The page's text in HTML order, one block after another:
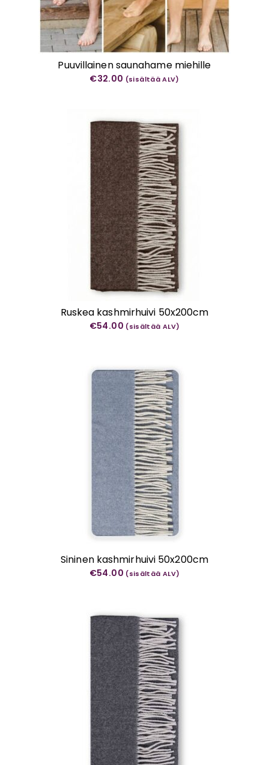
Puuvillainen saunahame miehille
€32.00 (sisältää ALV)
Ruskea kashmirhuivi 50x200cm
€54.00 (sisältää ALV)
Sininen kashmirhuivi 50x200cm
€54.00 (sisältää ALV)